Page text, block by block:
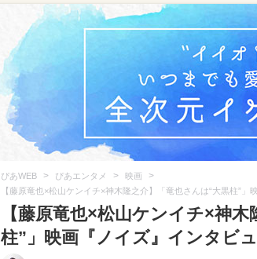
ぴあWEB > ぴあエンタメ > 映画 >
【藤原竜也×松山ケンイチ×神木隆之介】「竜也さんは“大黒柱”」
【藤原竜也×松山ケンイチ×神
柱”」映画『ノイズ』インタビュ